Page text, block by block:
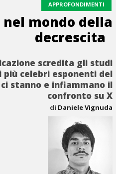
APPROFONDIMENTI
nel mondo della
decrescita
scredita gli studi
celebri esponenti del
stanno e infiammano il
confronto su X
di Daniele Vignuda